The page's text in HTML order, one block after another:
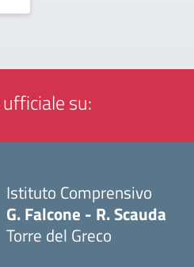
su:
Istituto Comprensivo
G. Falcone - R. Scauda
Torre del Greco